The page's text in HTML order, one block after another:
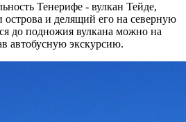
Тенерифе - вулкан Тейде,
и делящий его на северную
до подножия вулкана можно на
автобусную экскурсию.